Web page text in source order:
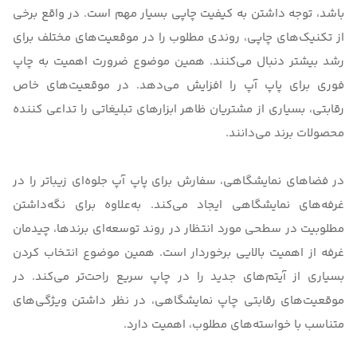
باشد، توجه داشتن به کیفیت چاپی بسیار مهم است. در واقع برخی
از تکنیک‌های چاپی، روندی مطلوب را در موقعیت‌های مختلف برای
رشد بیشتر دنبال می‌کنند. همین موضوع ضرورت اهمیت به چاپ
فوری برای پاپ آپ را افزایش می‌دهد. در موقعیت‌های خاص
رقابتی، بسیاری از مشتریان ظاهر ابزارهای تبلیغاتی را تداعی کننده
محصولات برند می‌دانند.
در فضاهای نمایشگاهی، سفارش برای پاپ آپ جلوه‌ای زیباتر را در
غرفه‌های نمایشگاهی ایجاد می‌کند. به‌علاوه برای نگه‌داشتن
مطلوبیت در سطحی مورد انتظار در روند توسعه‌‌ای برندها، چیدمان
غرفه از اهمیت بالایی برخوردار است. همین موضوع انتخاب کردن
بسیاری از آیتم‌های جدید را در چاپ سریع راحت‌تر می‌کند. در
موقعیت‌های رقابتی چاپ نمایشگاهی، در نظر داشتن ویژگی‌های
متناسب با خواسته‌‌های مطلوب، اهمیت دارد.